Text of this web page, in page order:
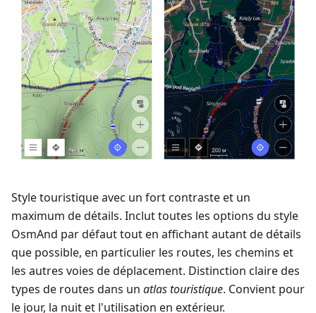
Style touristique avec un fort contraste et un
maximum de détails. Inclut toutes les options du style
OsmAnd par défaut tout en affichant autant de détails
que possible, en particulier les routes, les chemins et
les autres voies de déplacement. Distinction claire des
types de routes dans un atlas touristique. Convient pour
le jour, la nuit et l'utilisation en extérieur.